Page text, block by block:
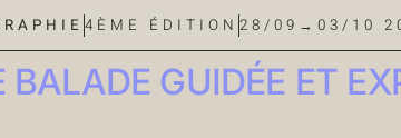
4ÈME ÉDITION 28/09→03/10
BALADE GUIDÉE ET